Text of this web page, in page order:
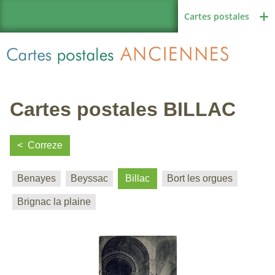
Cartes postales
Autres pays
Thèmes
Cartes postales BILLAC
Correze
Benayes Beyssac Billac Bort les orgues
Brignac la plaine